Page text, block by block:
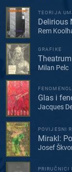
TEORIJA
Delirious
Rem
GRAFIKE
Milan Pelc
Glas i
Jacques
POVIJESNI
Mirakl:
Josef
PRIRUČNICI